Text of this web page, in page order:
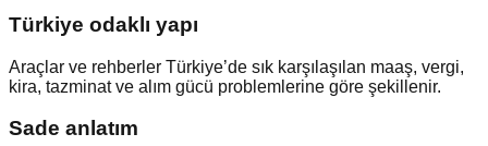
Türkiye odaklı yapı
Araçlar ve rehberler Türkiye’de sık karşılaşılan maaş, vergi,
kira, tazminat ve alım gücü problemlerine göre şekillenir.
Sade anlatım